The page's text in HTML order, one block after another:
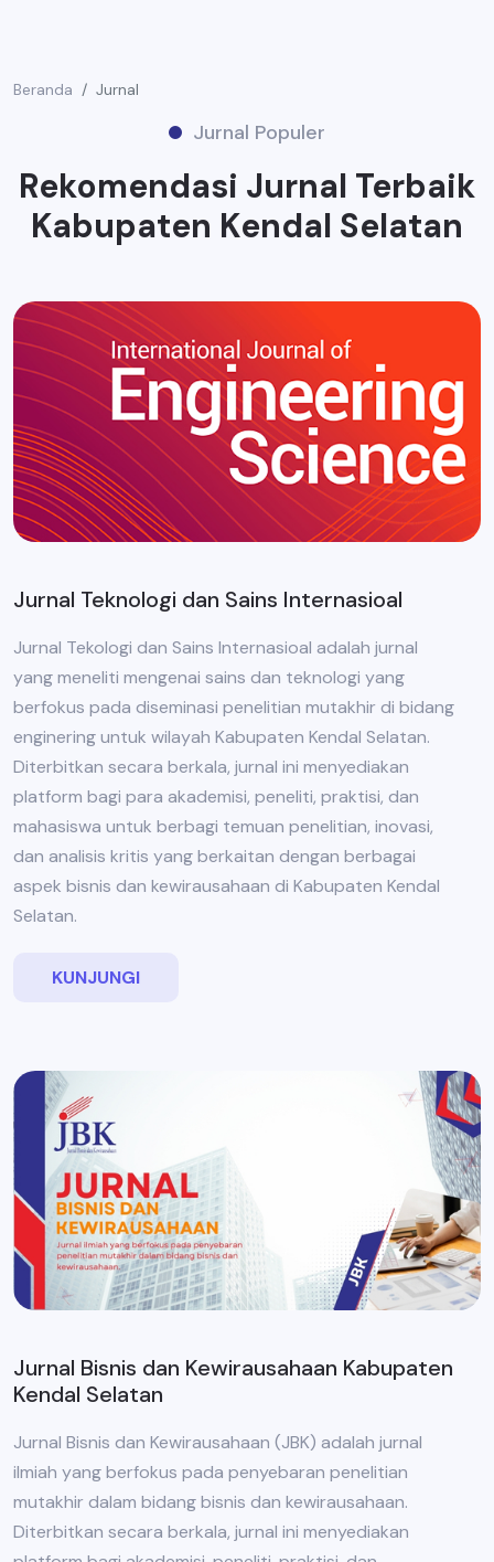
Beranda Jurnal
Jurnal Populer
Rekomendasi Jurnal Terbaik
Kabupaten Kendal Selatan
Jurnal Teknologi dan Sains Internasioal
Jurnal Tekologi dan Sains Internasioal adalah jurnal
yang meneliti mengenai sains dan teknologi yang
berfokus pada diseminasi penelitian mutakhir di bidang
enginering untuk wilayah Kabupaten Kendal Selatan.
Diterbitkan secara berkala, jurnal ini menyediakan
platform bagi para akademisi, peneliti, praktisi, dan
mahasiswa untuk berbagi temuan penelitian, inovasi,
dan analisis kritis yang berkaitan dengan berbagai
aspek bisnis dan kewirausahaan di Kabupaten Kendal
Selatan.
KUNJUNGI
Jurnal Bisnis dan Kewirausahaan Kabupaten
Kendal Selatan
Jurnal Bisnis dan Kewirausahaan (JBK) adalah jurnal
ilmiah yang berfokus pada penyebaran penelitian
mutakhir dalam bidang bisnis dan kewirausahaan.
Diterbitkan secara berkala, jurnal ini menyediakan